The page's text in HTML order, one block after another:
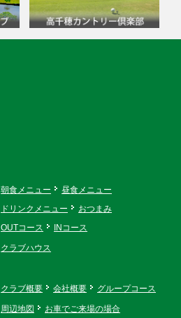
朝食メニュー 昼食メニュー
ドリンクメニュー おつまみ
OUTコース INコース
クラブハウス
クラブ概要 会社概要 グループコース
周辺地図 お車でご来場の場合